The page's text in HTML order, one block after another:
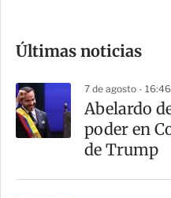
m
a
r
t
Últimas noticias
7 de agosto -
Abelardo
poder en
de Trump